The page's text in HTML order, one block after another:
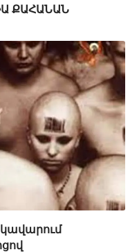
ՔԱՀԱՆԱՆ